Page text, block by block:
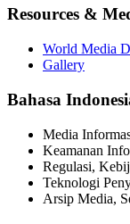
Resources &
World Media
Gallery
Bahasa
Media
Keamanan
Regulasi,
Teknologi
Arsip Media,